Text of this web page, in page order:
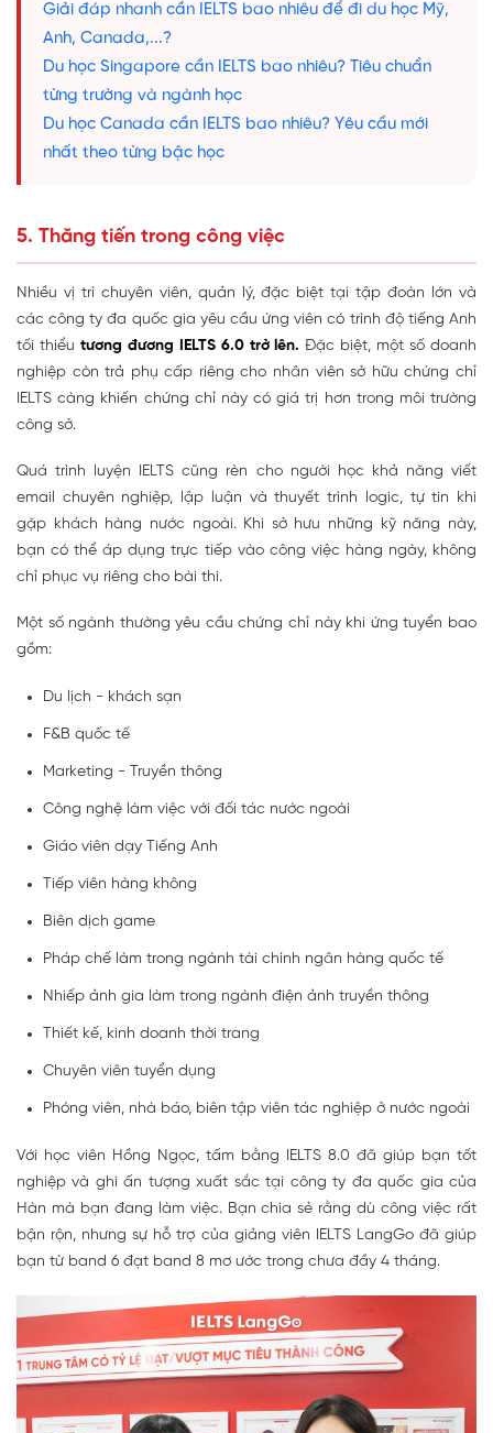
Giải đáp nhanh cần IELTS bao nhiêu để đi du học Mỹ,
Anh, Canada,...?
Du học Singapore cần IELTS bao nhiêu? Tiêu chuẩn
từng trường và ngành học
Du học Canada cần IELTS bao nhiêu? Yêu cầu mới
nhất theo từng bậc học
5. Thăng tiến trong công việc
Nhiều vị trí chuyên viên, quản lý, đặc biệt tại tập đoàn lớn và
các công ty đa quốc gia yêu cầu ứng viên có trình độ tiếng Anh
tối thiểu tương đương IELTS 6.0 trở lên. Đặc biệt, một số doanh
nghiệp còn trả phụ cấp riêng cho nhân viên sở hữu chứng chỉ
IELTS càng khiến chứng chỉ này có giá trị hơn trong môi trường
công sở.
Quá trình luyện IELTS cũng rèn cho người học khả năng viết
email chuyên nghiệp, lập luận và thuyết trình logic, tự tin khi
gặp khách hàng nước ngoài. Khi sở hưu những kỹ năng này,
bạn có thể áp dụng trực tiếp vào công việc hàng ngày, không
chỉ phục vụ riêng cho bài thi.
Một số ngành thường yêu cầu chứng chỉ này khi ứng tuyển bao
gồm:
Du lịch - khách sạn
F&B quốc tế
Marketing - Truyền thông
Công nghệ làm việc với đối tác nước ngoài
Giáo viên dạy Tiếng Anh
Tiếp viên hàng không
Biên dịch game
Pháp chế làm trong ngành tài chính ngân hàng quốc tế
Nhiếp ảnh gia làm trong ngành điện ảnh truyền thông
Thiết kế, kinh doanh thời trang
Chuyên viên tuyển dụng
Phóng viên, nhà báo, biên tập viên tác nghiệp ở nước ngoài
Với học viên Hồng Ngọc, tấm bằng IELTS 8.0 đã giúp bạn tốt
nghiệp và ghi ấn tượng xuất sắc tại công ty đa quốc gia của
Hàn mà bạn đang làm việc. Bạn chia sẻ rằng dù công việc rất
bận rộn, nhưng sự hỗ trợ của giảng viên IELTS LangGo đã giúp
bạn từ band 6 đạt band 8 mơ ước trong chưa đầy 4 tháng.